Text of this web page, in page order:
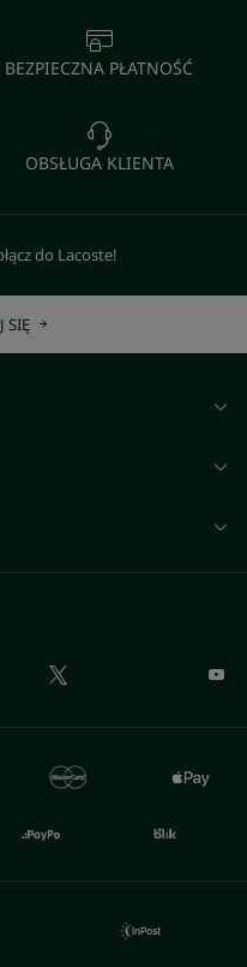
BEZPIECZNA PŁATNOŚĆ
OBSŁUGA KLIENTA
do Lacoste!
SIĘ